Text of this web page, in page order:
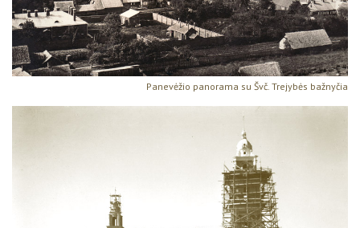
Panevėžio panorama su Švč. Trejybės bažnyčia